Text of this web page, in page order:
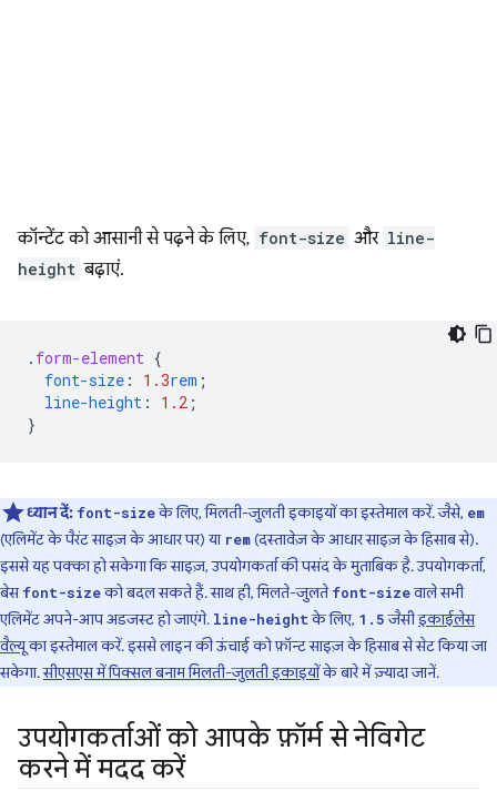
कॉन्टेंट को आसानी से पढ़ने के लिए, font-size और line-
height बढ़ाएं.
. form-element {
font-size : 1.3rem ;
line-height : 1.2 ;
}
ध्यान दें: font-sizeके लिए, मिलती-जुलती इकाइयों का इस्तेमाल करें. जैसे, em
(एलिमेंट के पैरंट साइज़ के आधार पर) या rem(दस्तावेज़ के आधार साइज़ के हिसाब से).
इससे यह पक्का हो सकेगा कि साइज़, उपयोगकर्ता की पसंद के मुताबिक है. उपयोगकर्ता,
बेसfont-sizeको बदल सकते हैं. साथ ही, मिलते-जुलतेfont-sizeवाले सभी
एलिमेंट अपने-आप अडजस्ट हो जाएंगे. line-heightके लिए, 1.5जैसीइकाईलेस
वैल्यूका इस्तेमाल करें. इससे लाइन की ऊंचाई को फ़ॉन्ट साइज़ के हिसाब से सेट किया जा
सकेगा.सीएसएस में पिक्सल बनाम मिलती-जुलती इकाइयोंके बारे में ज़्यादा जानें.
उपयोगकर्ताओं को आपके फ़ॉर्म से नेविगेट
करने में मदद करें